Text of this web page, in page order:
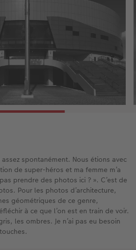
spontanément. Nous étions avec
de super-héros et ma femme m’a
prendre des photos ici ? ». C’est de
Pour les photos d’architecture,
géométriques de ce genre,
à ce que l’on est en train de voir.
les ombres. Je n’ai pas eu besoin